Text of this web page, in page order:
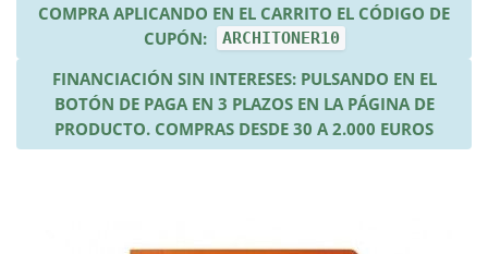
COMPRA APLICANDO EN EL CARRITO EL CÓDIGO DE
CUPÓN:
ARCHITONER10
FINANCIACIÓN SIN INTERESES: PULSANDO EN EL
BOTÓN DE PAGA EN 3 PLAZOS EN LA PÁGINA DE
PRODUCTO. COMPRAS DESDE 30 A 2.000 EUROS